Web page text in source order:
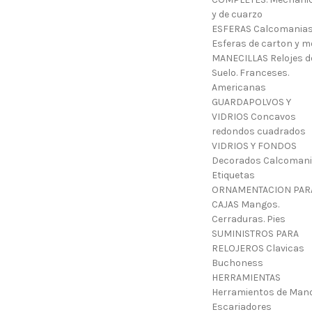
y de cuarzo
ESFERAS
Esferas de carton y
MANECILLAS Relojes
Suelo. Franceses.
Americanas
GUARDAPOLVOS Y
VIDRIOS Concavos
redondos cuadrados
VIDRIOS Y FONDOS
Decorados
Etiquetas
ORNAMENTACION
CAJAS Mangos.
Cerraduras. Pies
SUMINISTROS PARA
RELOJEROS Clavicas
Buchoness
HERRAMIENTAS
Herramientos de
Escariadores